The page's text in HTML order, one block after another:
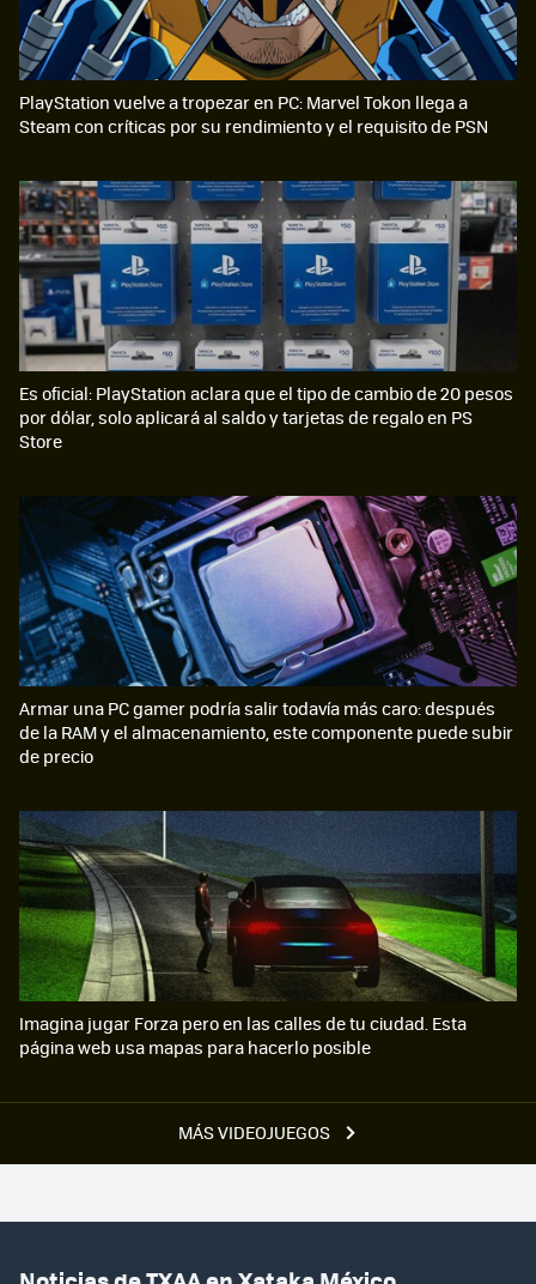
MÁS VIDEOJUEGOS
PlayStation vuelve a tropezar en PC: Marvel Tokon llega a
Steam con críticas por su rendimiento y el requisito de PSN
Es oficial: PlayStation aclara que el tipo de cambio de 20 pesos
por dólar, solo aplicará al saldo y tarjetas de regalo en PS
Store
Armar una PC gamer podría salir todavía más caro: después
de la RAM y el almacenamiento, este componente puede subir
de precio
Imagina jugar Forza pero en las calles de tu ciudad. Esta
página web usa mapas para hacerlo posible